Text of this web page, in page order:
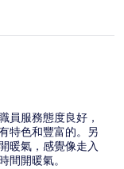
員服務態度良好，
特色和豐富的。另
暖氣，感覺像走入
間開暖氣。